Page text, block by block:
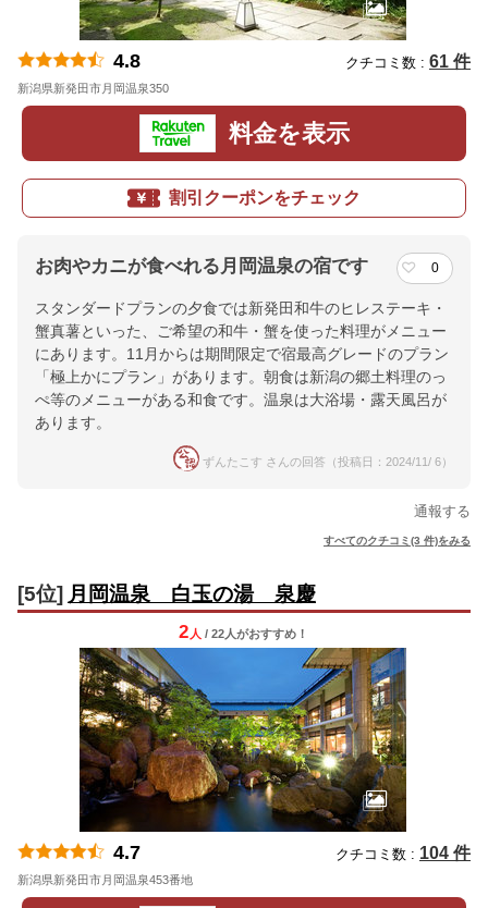
4.8 クチコミ数 : 61 件
新潟県新発田市月岡温泉350
料金を表示
割引クーポンをチェック
お肉やカニが食べれる月岡温泉の宿です 0
スタンダードプランの夕食では新発田和牛のヒレステーキ・
蟹真薯といった、ご希望の和牛・蟹を使った料理がメニュー
にあります。11月からは期間限定で宿最高グレードのプラン
「極上かにプラン」があります。朝食は新潟の郷土料理のっ
ぺ等のメニューがある和食です。温泉は大浴場・露天風呂が
あります。
ずんたこす さんの回答（投稿日：2024/11/ 6）
通報する
すべてのクチコミ(3 件)をみる
[5位] 月岡温泉 白玉の湯 泉慶
2 人 / 22人がおすすめ！
4.7 クチコミ数 : 104 件
新潟県新発田市月岡温泉453番地